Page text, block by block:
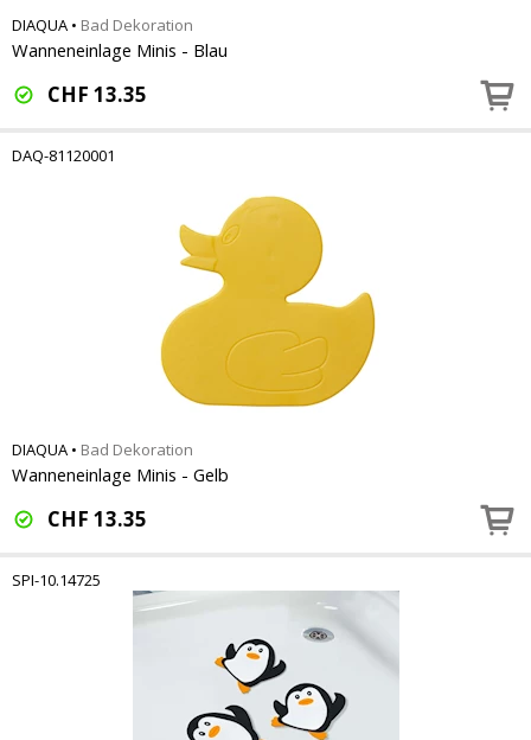
DIAQUA • Bad Dekoration
Wanneneinlage Minis - Blau
CHF 13.35
DAQ-81120001
DIAQUA • Bad Dekoration
Wanneneinlage Minis - Gelb
CHF 13.35
SPI-10.14725